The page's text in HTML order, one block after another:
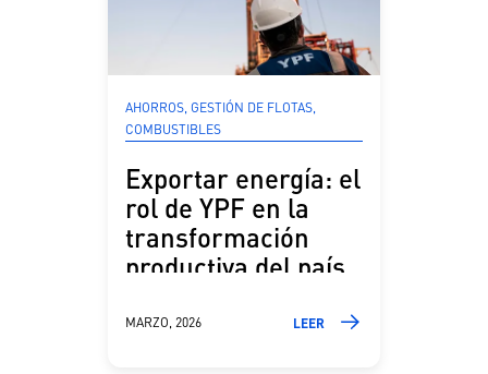
AHORROS, GESTIÓN DE FLOTAS,
COMBUSTIBLES
Exportar energía: el
rol de YPF en la
transformación
productiva del país
MARZO, 2026 LEER